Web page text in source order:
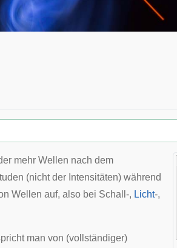
mehr Wellen nach dem
(nicht der Intensitäten) während
Wellen auf, also bei Schall -, Licht-,
man von (vollständiger)